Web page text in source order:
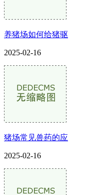
养猪场如何给猪驱
2025-02-16
猪场常见兽药的应
2025-02-16